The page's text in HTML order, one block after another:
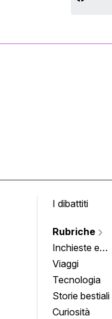
I dibattiti
Rubriche
Inchieste e
Viaggi
Tecnologia
Storie bestiali
Curiosità